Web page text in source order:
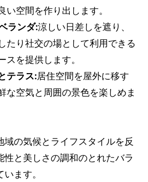
い空間を作り出します。
ランダ:涼しい日差しを遮り、
たり社交の場として利用できる
スを提供します。
テラス:居住空間を屋外に移す
な空気と周囲の景色を楽しめま
域の気候とライフスタイルを反
性と美しさの調和のとれたバラ
ます。